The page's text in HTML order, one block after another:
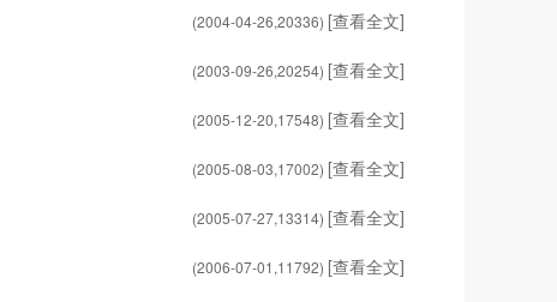
(2004-04-26,20336) [查看全文]
(2003-09-26,20254) [查看全文]
(2005-12-20,17548) [查看全文]
(2005-08-03,17002) [查看全文]
(2005-07-27,13314) [查看全文]
(2006-07-01,11792) [查看全文]